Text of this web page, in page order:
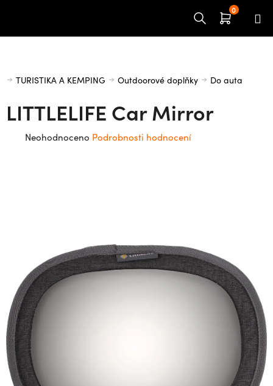
Domů
TURISTIKA A KEMPING Outdoorové doplňky Do auta
LITTLELIFE Car Mirror
Průměrné
Neohodnoceno Podrobnosti hodnocení